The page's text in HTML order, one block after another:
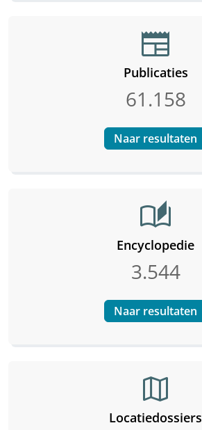
newspaper
Publicaties
61.158
Naar resultaten
auto_stories
Encyclopedie
3.544
Naar resultaten
map
Locatiedossiers